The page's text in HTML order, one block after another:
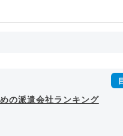
の派遣会社ランキング